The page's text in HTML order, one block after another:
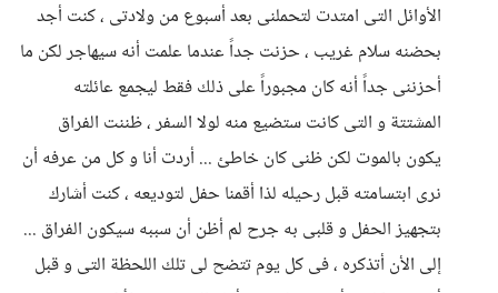
الأوائل التى امتدت لتحملنى بعد أسبوع من ولادتى ، كنت أجد
بحضنه سلام غريب ، حزنت جداً عندما علمت أنه سيهاجر لكن ما
أحزننى جداً أنه كان مجبوراً على ذلك فقط ليجمع عائلته
المشتتة و التى كانت ستضيع منه لولا السفر ، ظننت الفراق
يكون بالموت لكن ظنى كان خاطئ ... أردت أنا و كل من عرفه أن
نرى ابتسامته قبل رحيله لذا أقمنا حفل لتوديعه ، كنت أشارك
بتجهيز الحفل و قلبى به جرح لم أظن أن سببه سيكون الفراق ...
إلى الأن أتذكره ، فى كل يوم تتضح لى تلك اللحظة التى و قبل